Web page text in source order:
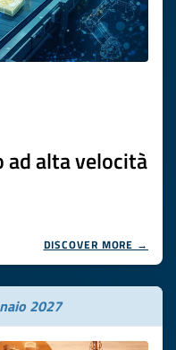
alta velocità
DISCOVER MORE →
2027